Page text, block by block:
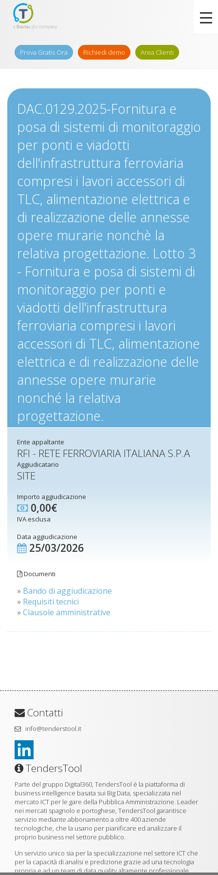
Prova Gratis Ora Richiedi demo Area Clienti
DAC.0129.2025-Fornitura e
posa di sistemi di monitoraggio
per ponti e viadotti
dell'infrastruttura ferroviaria
compresi i lavori accessori di
TLC, alimentazione elettrica e
di realizzazione delle annesse
opere murarie nonchè la
relativa progettazione. Lotto 3
- Fornitura e posa di sistemi di
monitoraggio per ponti e
viadotti dell'infrastruttura
ferroviaria compresi i lavori
accessori di TLC, alimentazione
elettrica e di realizzazione delle
annesse opere murarie
nonché la relativa
progettazione.
Ente appaltante
RFI - RETE FERROVIARIA ITALIANA S.P.A
Aggiudicatario
SITE
Importo aggiudicazione
0,00€
IVA esclusa
Data aggiudicazione
25/03/2026
Documenti
» Bando di aggiudicazione
» Requisiti tecnici
» Clausole amministrative
Contatti
info@tenderstool.it
TendersTool
Parte del gruppo Digital360, TendersTool è la piattaforma di
business intelligence basata sui Big Data, specializzata nel
mercato ICT per le gare della Pubblica Amministrazione. Leader
nei mercati spagnolo e portoghese, TendersTool garantisce
servizio mediante abbonamento a oltre 400 aziende
tecnologiche, che la usano per pianificare ed analizzare il
proprio business nel settore pubblico.
Un servizio unico sia per la specializzazione nel settore ICT che
per la capacità di analisi e predizione grazie ad una tecnologia
propria e ad un team di data quality altamente professionale.